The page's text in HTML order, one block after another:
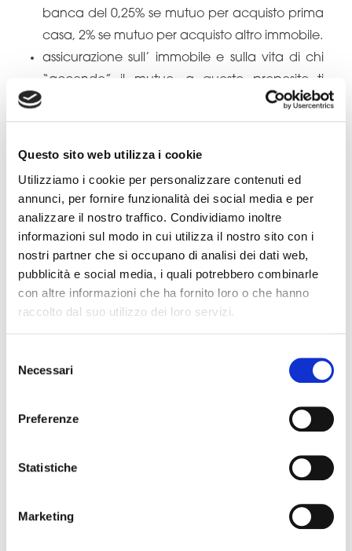
Questo sito web utilizza i cookie
Utilizziamo i cookie per personalizzare contenuti ed
annunci, per fornire funzionalità dei social media e per
analizzare il nostro traffico. Condividiamo inoltre
informazioni sul modo in cui utilizza il nostro sito con i
nostri partner che si occupano di analisi dei dati web,
pubblicità e social media, i quali potrebbero combinarle
con altre informazioni che ha fornito loro o che hanno
raccolto dal suo utilizzo dei loro servizi.
delNecessari
Preferenze
Statistiche
Marketing
banca del 0,25% se mutuo per acquisto prima
casa, 2% se mutuo per acquisto altro immobile.
assicurazione sull’ immobile e sulla vita di chi
“accende” il mutuo, a questo proposito ti
consiglio di informarti molto bene perché
molte banche cercano di vendere le loro
NB: Come anticipato anche il contratto di mutuo
1.200 e i 2.000 euro, anche in questo caso,
aumenta all’ aumentare dell’importo del mutuo.
4% sul prezzo finale. La percentuale può variare
in base al prezzo della casa, più aumenta il
prezzo della casa minore sarà la percentuale
Diffida da agenzie che richiedono importi più